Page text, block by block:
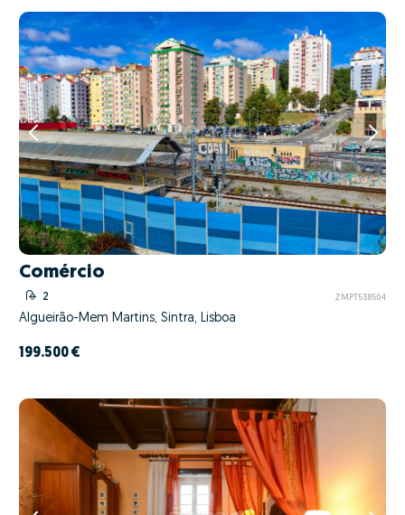
Comércio
2 ZMPT538504
Algueirão-Mem Martins, Sintra, Lisboa
199.500 €